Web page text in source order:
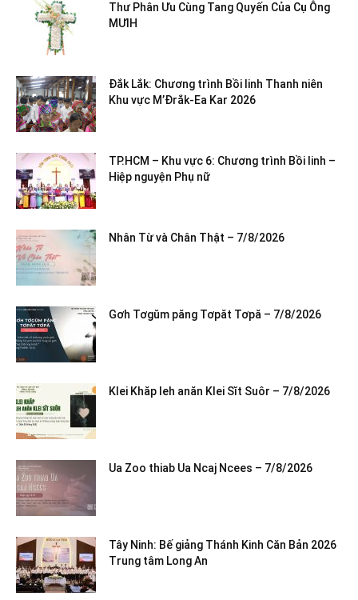
Thư Phân Ưu Cùng Tang Quyến Của Cụ Ông
MƯIH
Đắk Lắk: Chương trình Bồi linh Thanh niên
Khu vực M’Đrắk-Ea Kar 2026
TP.HCM – Khu vực 6: Chương trình Bồi linh –
Hiệp nguyện Phụ nữ
Nhân Từ và Chân Thật – 7/8/2026
Gơh Tơgŭm păng Tơpăt Tơpă – 7/8/2026
Klei Khăp leh anăn Klei Sĭt Suôr – 7/8/2026
Ua Zoo thiab Ua Ncaj Ncees – 7/8/2026
Tây Ninh: Bế giảng Thánh Kinh Căn Bản 2026
Trung tâm Long An